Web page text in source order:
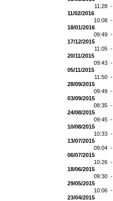
11:28 -
11/02/2016
10:08 -
18/01/2016
09:49 -
17/12/2015
11:05 -
20/11/2015
09:43 -
05/11/2015
11:50 -
28/09/2015
09:49 -
03/09/2015
08:35 -
24/08/2015
09:45 -
10/08/2015
10:33 -
13/07/2015
09:04 -
06/07/2015
10:26 -
18/06/2015
09:30 -
29/05/2015
10:06 -
23/04/2015